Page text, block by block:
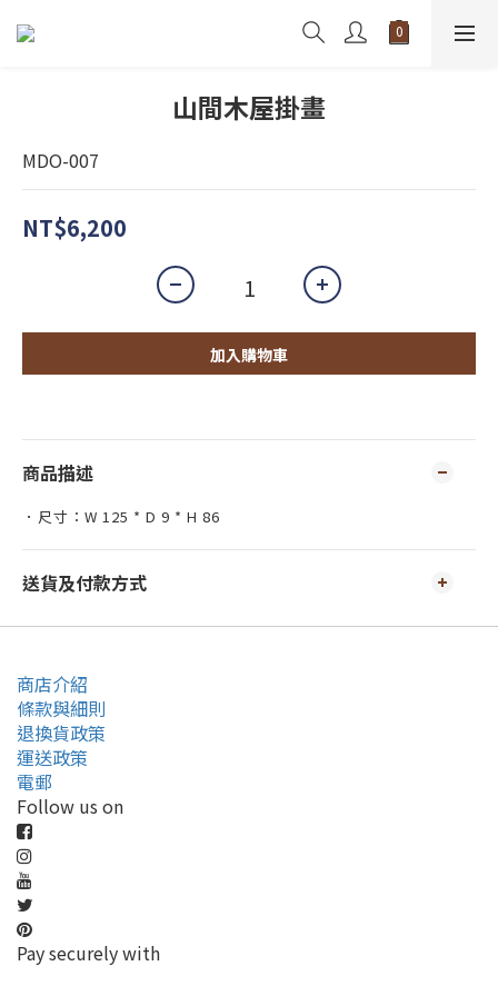
山間木屋掛畫
MDO-007
NT$6,200
加入購物車
商品描述
．尺寸：W 125 * D 9 * H 86
送貨及付款方式
商店介紹
條款與細則
退換貨政策
運送政策
電郵
Follow us on
Pay securely with